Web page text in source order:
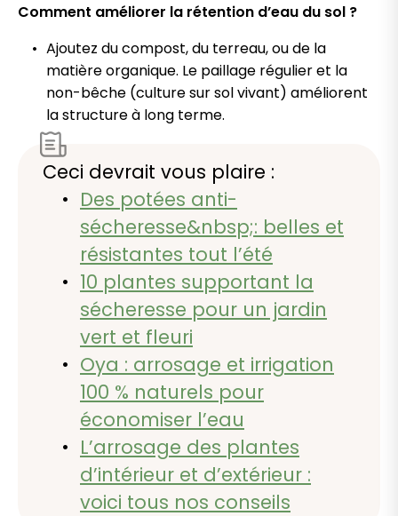
Comment améliorer la rétention d’eau du sol ?
Ajoutez du compost, du terreau, ou de la
matière organique. Le paillage régulier et la
non-bêche (culture sur sol vivant) améliorent
la structure à long terme.
Ceci devrait vous plaire :
Des potées anti-
sécheresse&nbsp;: belles et
résistantes tout l’été
10 plantes supportant la
sécheresse pour un jardin
vert et fleuri
Oya : arrosage et irrigation
100 % naturels pour
économiser l’eau
L’arrosage des plantes
d’intérieur et d’extérieur :
voici tous nos conseils